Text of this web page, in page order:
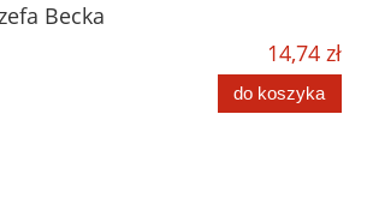
Becka
14,74 zł
do koszyka